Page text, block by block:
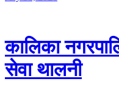
कालिका
सेवा थालनी